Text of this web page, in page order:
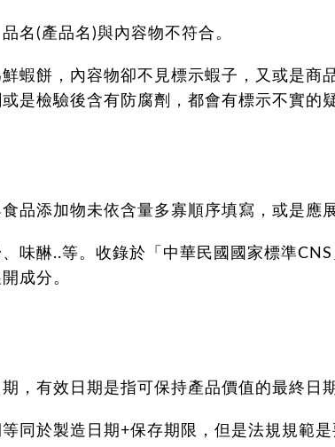
名(產品名)與內容物不符合。
蝦餅，內容物卻不見標示蝦子，又或是商
是檢驗後含有防腐劑，都會有標示不實的
品添加物未依含量多寡順序填寫，或是應
味醂..等。收錄於「中華民國國家標準
成分。
，有效日期是指可保持產品價值的最終日
同於製造日期+保存期限，但是法規規範是